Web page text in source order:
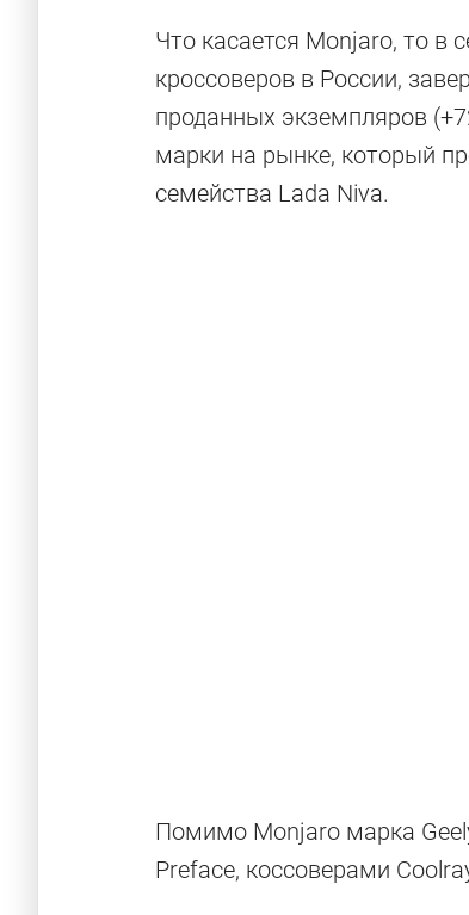
Что касается Monjaro, то в
кроссоверов в России,
проданных экземпляров
марки на рынке, который
семейства Lada Niva.
Помимо Monjaro марка
Preface, коссоверами
России-
Подведены итоги национальной